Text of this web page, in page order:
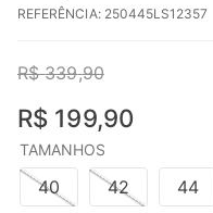
REFERÊNCIA: 250445LS12357
R$ 339,90
R$ 199,90
TAMANHOS
40 42 44